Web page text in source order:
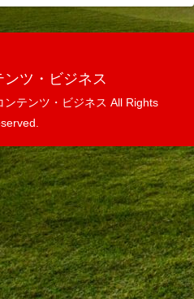
ンツ・ビジネス
テンツ・ビジネス All Rights